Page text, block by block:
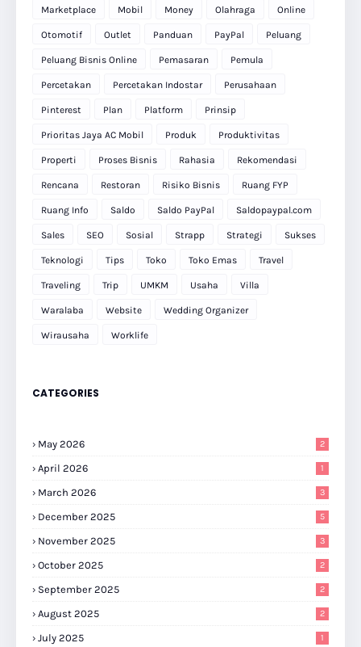
Marketplace Mobil Money Olahraga Online
Otomotif Outlet Panduan PayPal Peluang
Peluang Bisnis Online Pemasaran Pemula
Percetakan Percetakan Indostar Perusahaan
Pinterest Plan Platform Prinsip
Prioritas Jaya AC Mobil Produk Produktivitas
Properti Proses Bisnis Rahasia Rekomendasi
Rencana Restoran Risiko Bisnis Ruang FYP
Ruang Info Saldo Saldo PayPal Saldopaypal.com
Sales SEO Sosial Strapp Strategi Sukses
Teknologi Tips Toko Toko Emas Travel
Traveling Trip UMKM Usaha Villa
Waralaba Website Wedding Organizer
Wirausaha Worklife
CATEGORIES
May 2026 2
April 2026 1
March 2026 3
December 2025 5
November 2025 3
October 2025 2
September 2025 2
August 2025 2
July 2025 1